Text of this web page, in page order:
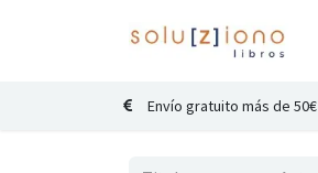
Envío gratuito más de 50€